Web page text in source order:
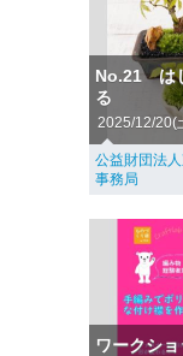
No.21 は
る
2025/12/20(
公益財団法
事務局
ワークシ